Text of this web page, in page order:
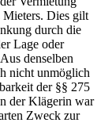
Mieters. Dies gilt
durch die
Lage oder
denselben
nicht unmöglich
der §§ 275
der Klägerin war
Zweck zur